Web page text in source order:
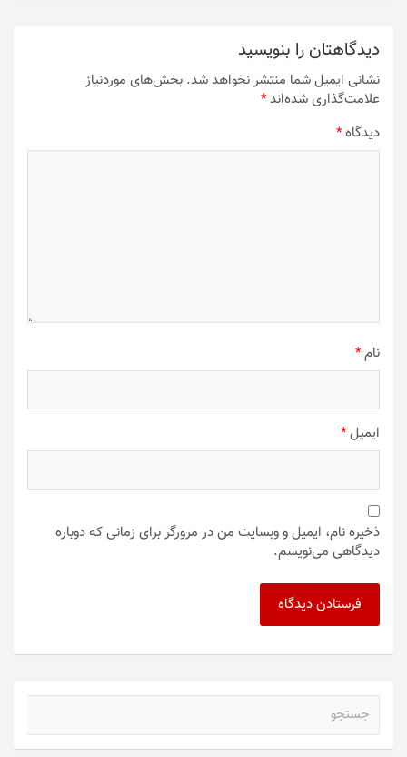
دیدگاهتان را بنویسید
نشانی ایمیل شما منتشر نخواهد شد. بخش‌های موردنیاز
علامت‌گذاری شده‌اند*
دیدگاه*
نام*
ایمیل*
ذخیره نام، ایمیل و وبسایت من در مرورگر برای زمانی که دوباره
دیدگاهی می‌نویسم.